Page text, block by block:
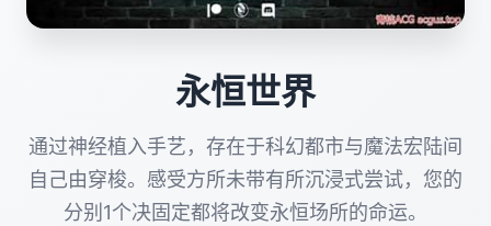
永恒世界
通过神经植入手艺，存在于科幻都市与魔法宏陆间
自己由穿梭。感受方所未带有所沉浸式尝试，您的
分别1个决固定都将改变永恒场所的命运。